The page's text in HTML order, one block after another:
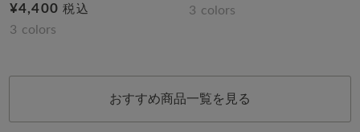
¥4,400税込
3 colors
3 colors
おすすめ商品一覧を見る